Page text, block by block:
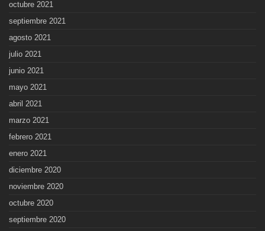
octubre 2021
septiembre 2021
agosto 2021
julio 2021
junio 2021
mayo 2021
abril 2021
marzo 2021
febrero 2021
enero 2021
diciembre 2020
noviembre 2020
octubre 2020
septiembre 2020